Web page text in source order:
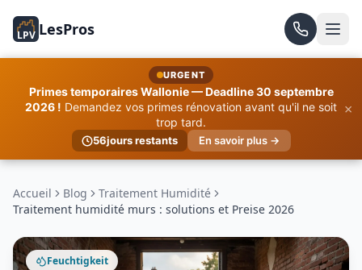
LPV LesPros
URGENT
Primes temporaires Wallonie — Deadline 30 septembre
2026 ! Demandez vos primes rénovation avant qu'il ne soit
trop tard.
56jours restants En savoir plus →
×
Accueil Blog
Traitement Humidité
Traitement humidité murs : solutions et Preise 2026
Feuchtigkeit